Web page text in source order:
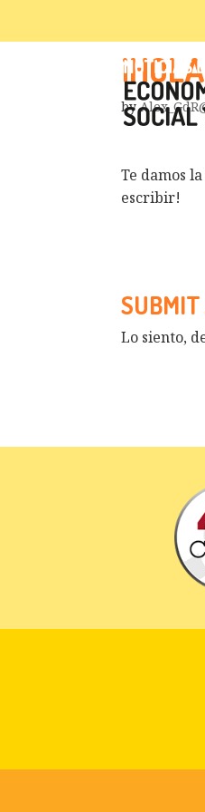
by
Te damos
escribir!
SUBMIT
Lo siento,